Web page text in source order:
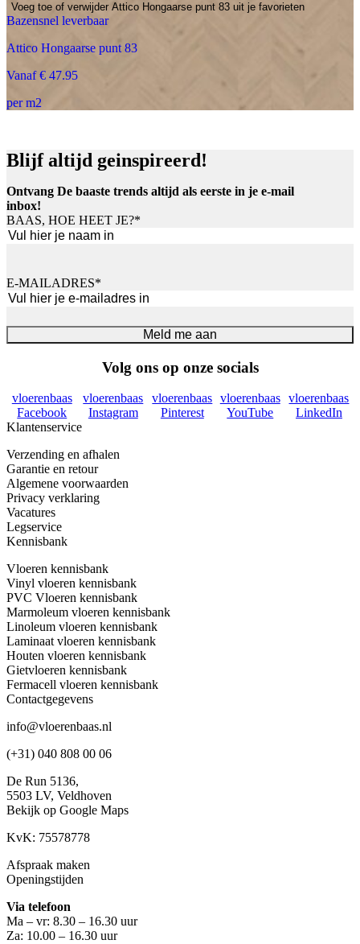
Voeg toe of verwijder Attico Hongaarse punt 83 uit je favorieten
Bazensnel leverbaar
Attico Hongaarse punt 83
Vanaf € 47.95
per m2
Blijf altijd geinspireerd!
Ontvang De baaste trends altijd als eerste in je e-mail
inbox!
BAAS, HOE HEET JE?*
E-MAILADRES*
Meld me aan
Volg ons op onze socials
vloerenbaas
Facebook
vloerenbaas
Instagram
vloerenbaas
Pinterest
vloerenbaas
YouTube
vloerenbaas
LinkedIn
Klantenservice
Verzending en afhalen
Garantie en retour
Algemene voorwaarden
Privacy verklaring
Vacatures
Legservice
Kennisbank
Vloeren kennisbank
Vinyl vloeren kennisbank
PVC Vloeren kennisbank
Marmoleum vloeren kennisbank
Linoleum vloeren kennisbank
Laminaat vloeren kennisbank
Houten vloeren kennisbank
Gietvloeren kennisbank
Fermacell vloeren kennisbank
Contactgegevens
info@vloerenbaas.nl
(+31) 040 808 00 06
De Run 5136,
5503 LV, Veldhoven
Bekijk op Google Maps
KvK: 75578778
Afspraak maken
Openingstijden
Via telefoon
Ma – vr: 8.30 – 16.30 uur
Za: 10.00 – 16.30 uur